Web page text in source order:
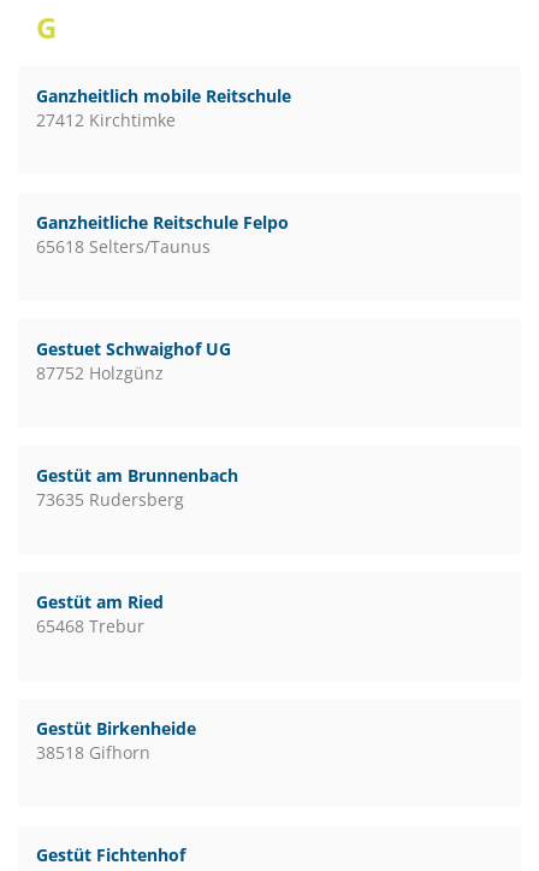
G
Ganzheitlich mobile Reitschule
27412 Kirchtimke
Ganzheitliche Reitschule Felpo
65618 Selters/Taunus
Gestuet Schwaighof UG
87752 Holzgünz
Gestüt am Brunnenbach
73635 Rudersberg
Gestüt am Ried
65468 Trebur
Gestüt Birkenheide
38518 Gifhorn
Gestüt Fichtenhof